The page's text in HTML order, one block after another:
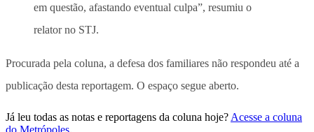
em questão, afastando eventual culpa”, resumiu o
relator no STJ.
Procurada pela coluna, a defesa dos familiares não respondeu até a
publicação desta reportagem. O espaço segue aberto.
Já leu todas as notas e reportagens da coluna hoje? Acesse a coluna
do Metrópoles.